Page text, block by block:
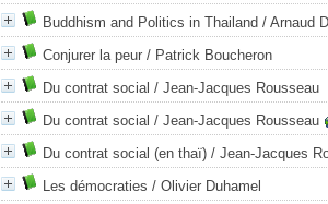
Buddhism and Politics in Thailand / Arnaud
Conjurer la peur / Patrick Boucheron
Du contrat social / Jean-Jacques Rousseau
Du contrat social / Jean-Jacques Rousseau
Du contrat social (en thaï) / Jean-Jacques
Les démocraties / Olivier Duhamel